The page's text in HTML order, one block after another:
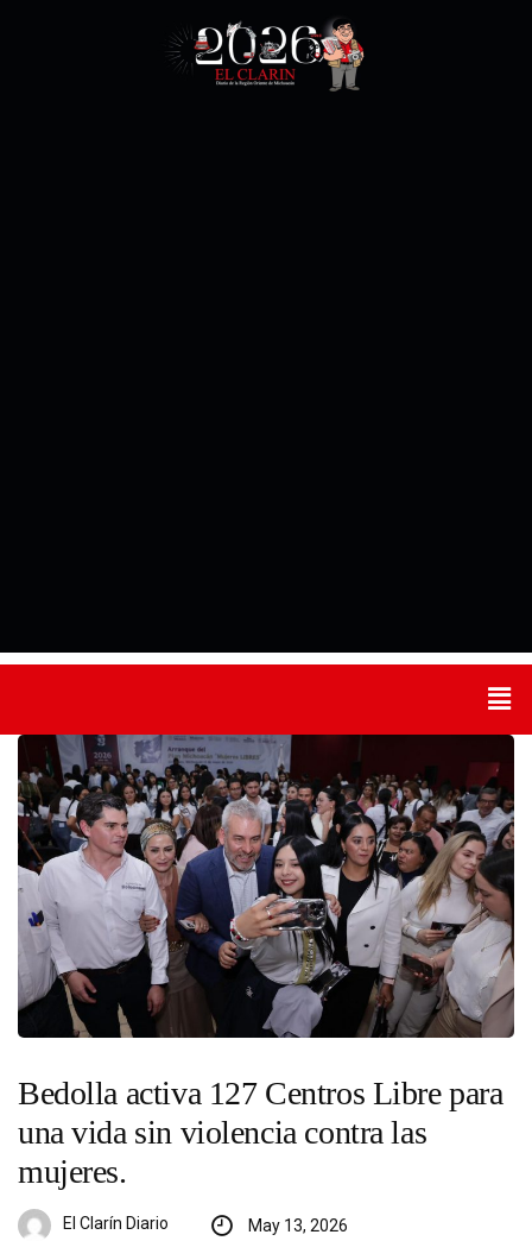
Bedolla activa 127 Centros Libre para
una vida sin violencia contra las
mujeres.
El Clarín Diario May 13, 2026